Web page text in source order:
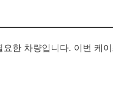
한 차량입니다. 이번 케